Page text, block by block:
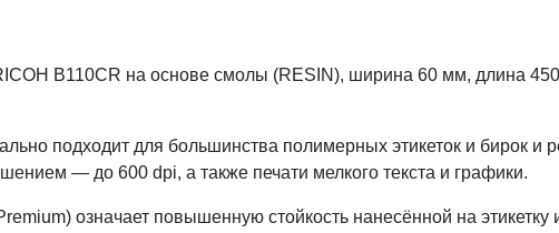
B110CR на основе смолы (RESIN), ширина 60 мм, длина
подходит для большинства полимерных этикеток и бирок и
— до 600 dpi, а также печати мелкого текста и графики.
означает повышенную стойкость нанесённой на